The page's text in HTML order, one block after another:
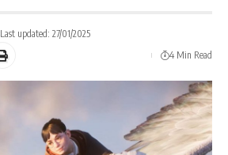
Last updated: 27/01/2025
4 Min Read